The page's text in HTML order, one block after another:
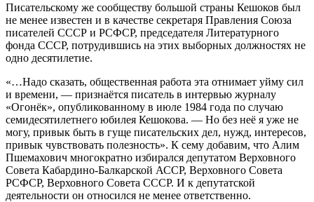
Писательскому же сообществу большой страны Кешоков был
не менее известен и в качестве секретаря Правления Союза
писателей СССР и РСФСР, председателя Литературного
фонда СССР, потрудившись на этих выборных должностях не
одно десятилетие.
«…Надо сказать, общественная работа эта отнимает уйму сил
и времени, — признаётся писатель в интервью журналу
«Огонёк», опубликованному в июле 1984 года по случаю
семидесятилетнего юбилея Кешокова. — Но без неё я уже не
могу, привык быть в гуще писательских дел, нужд, интересов,
привык чувствовать полезность». К сему добавим, что Алим
Пшемахович многократно избирался депутатом Верховного
Совета Кабардино-Балкарской АССР, Верховного Совета
РСФСР, Верховного Совета СССР. И к депутатской
деятельности он относился не менее ответственно.